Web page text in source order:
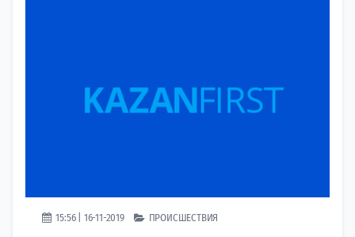
15:56 | 16-11-2019 ПРОИСШЕСТВИЯ